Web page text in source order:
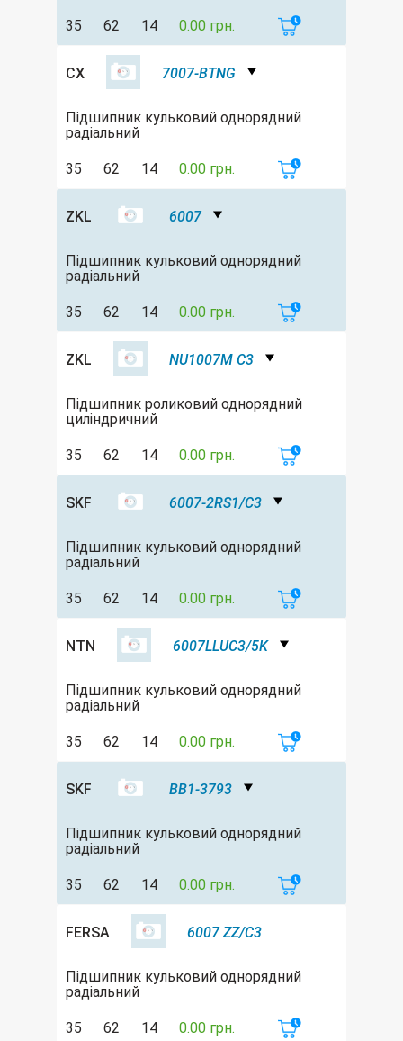
35 62 14 0.00 грн.
CX 7007-BTNG
Підшипник кульковий однорядний
радіальний
35 62 14 0.00 грн.
ZKL 6007
Підшипник кульковий однорядний
радіальний
35 62 14 0.00 грн.
ZKL NU1007M C3
Підшипник роликовий однорядний
циліндричний
35 62 14 0.00 грн.
SKF 6007-2RS1/C3
Підшипник кульковий однорядний
радіальний
35 62 14 0.00 грн.
NTN 6007LLUC3/5K
Підшипник кульковий однорядний
радіальний
35 62 14 0.00 грн.
SKF BB1-3793
Підшипник кульковий однорядний
радіальний
35 62 14 0.00 грн.
FERSA 6007 ZZ/C3
Підшипник кульковий однорядний
радіальний
35 62 14 0.00 грн.